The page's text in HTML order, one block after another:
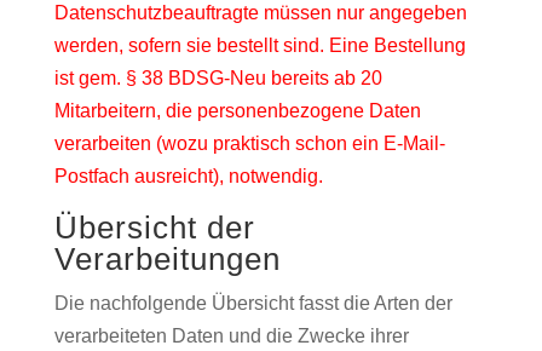
Datenschutzbeauftragte müssen nur angegeben
werden, sofern sie bestellt sind. Eine Bestellung
ist gem. § 38 BDSG-Neu bereits ab 20
Mitarbeitern, die personenbezogene Daten
verarbeiten (wozu praktisch schon ein E-Mail-
Postfach ausreicht), notwendig.
Übersicht der
Verarbeitungen
Die nachfolgende Übersicht fasst die Arten der
verarbeiteten Daten und die Zwecke ihrer